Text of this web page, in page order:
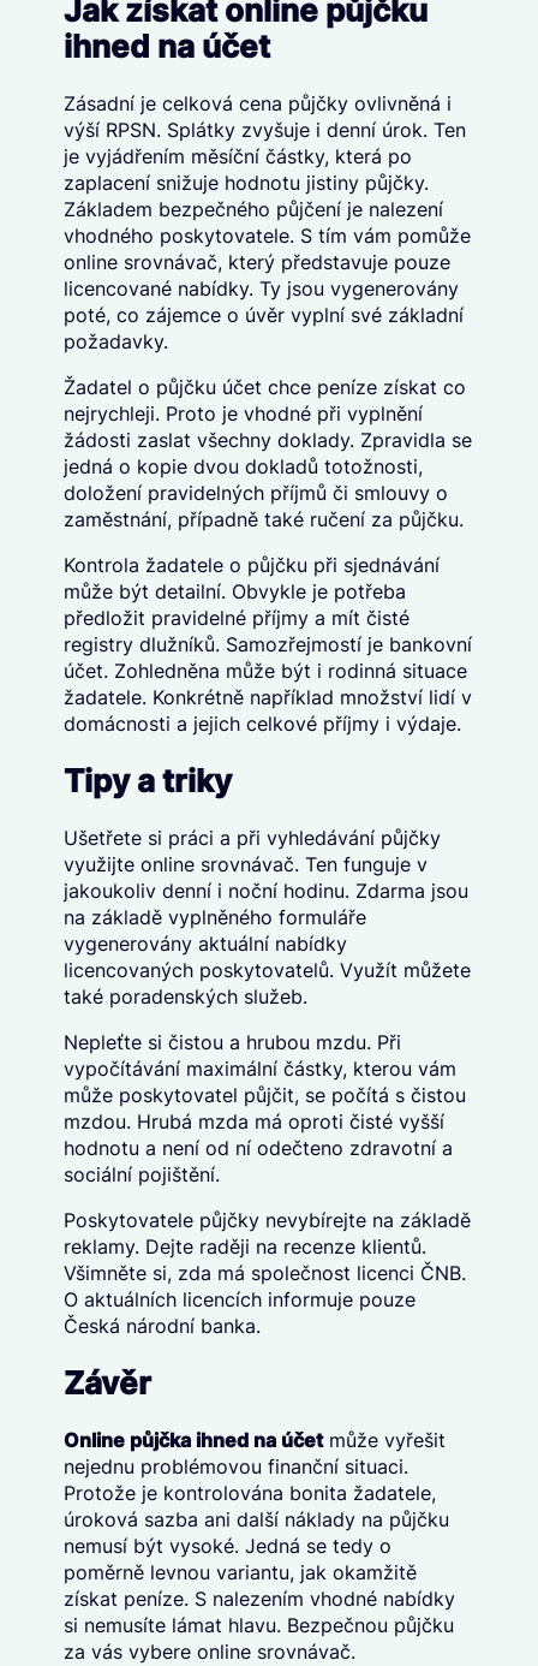
Jak získat online půjčku
ihned na účet
Zásadní je celková cena půjčky ovlivněná i
výší RPSN. Splátky zvyšuje i denní úrok. Ten
je vyjádřením měsíční částky, která po
zaplacení snižuje hodnotu jistiny půjčky.
Základem bezpečného půjčení je nalezení
vhodného poskytovatele. S tím vám pomůže
online srovnávač, který představuje pouze
licencované nabídky. Ty jsou vygenerovány
poté, co zájemce o úvěr vyplní své základní
požadavky.
Žadatel o půjčku účet chce peníze získat co
nejrychleji. Proto je vhodné při vyplnění
žádosti zaslat všechny doklady. Zpravidla se
jedná o kopie dvou dokladů totožnosti,
doložení pravidelných příjmů či smlouvy o
zaměstnání, případně také ručení za půjčku.
Kontrola žadatele o půjčku při sjednávání
může být detailní. Obvykle je potřeba
předložit pravidelné příjmy a mít čisté
registry dlužníků. Samozřejmostí je bankovní
účet. Zohledněna může být i rodinná situace
žadatele. Konkrétně například množství lidí v
domácnosti a jejich celkové příjmy i výdaje.
Tipy a triky
Ušetřete si práci a při vyhledávání půjčky
využijte online srovnávač. Ten funguje v
jakoukoliv denní i noční hodinu. Zdarma jsou
na základě vyplněného formuláře
vygenerovány aktuální nabídky
licencovaných poskytovatelů. Využít můžete
také poradenských služeb.
Nepleťte si čistou a hrubou mzdu. Při
vypočítávání maximální částky, kterou vám
může poskytovatel půjčit, se počítá s čistou
mzdou. Hrubá mzda má oproti čisté vyšší
hodnotu a není od ní odečteno zdravotní a
sociální pojištění.
Poskytovatele půjčky nevybírejte na základě
reklamy. Dejte raději na recenze klientů.
Všimněte si, zda má společnost licenci ČNB.
O aktuálních licencích informuje pouze
Česká národní banka.
Závěr
Online půjčka ihned na účetmůže vyřešit
nejednu problémovou finanční situaci.
Protože je kontrolována bonita žadatele,
úroková sazba ani další náklady na půjčku
nemusí být vysoké. Jedná se tedy o
poměrně levnou variantu, jak okamžitě
získat peníze. S nalezením vhodné nabídky
si nemusíte lámat hlavu. Bezpečnou půjčku
za vás vybere online srovnávač.